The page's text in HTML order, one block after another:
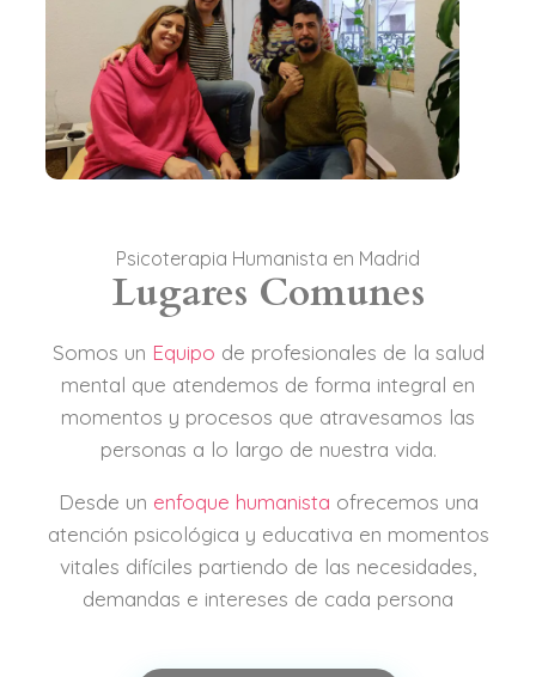
Psicoterapia Humanista en Madrid
Lugares Comunes
Somos un Equipo de profesionales de la salud
mental que atendemos de forma integral en
momentos y procesos que atravesamos las
personas a lo largo de nuestra vida.
Desde un enfoque humanista ofrecemos una
atención psicológica y educativa en momentos
vitales difíciles partiendo de las necesidades,
demandas e intereses de cada persona